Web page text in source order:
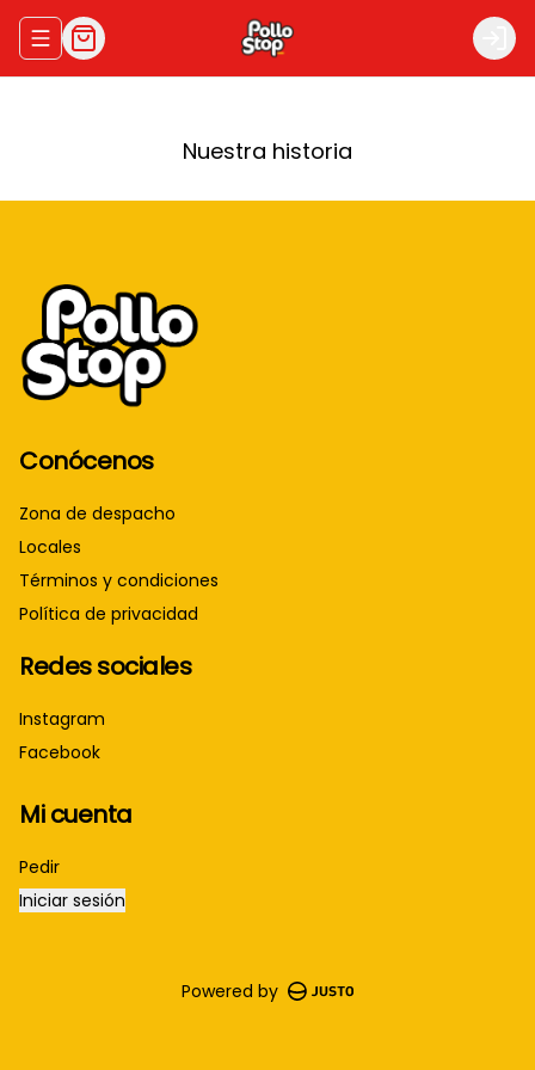
Abrir menu de navegación Login
Nuestra historia
Conócenos
Zona de despacho
Locales
Términos y condiciones
Política de privacidad
Redes sociales
Instagram
Facebook
Mi cuenta
Pedir
Iniciar sesión
Powered by